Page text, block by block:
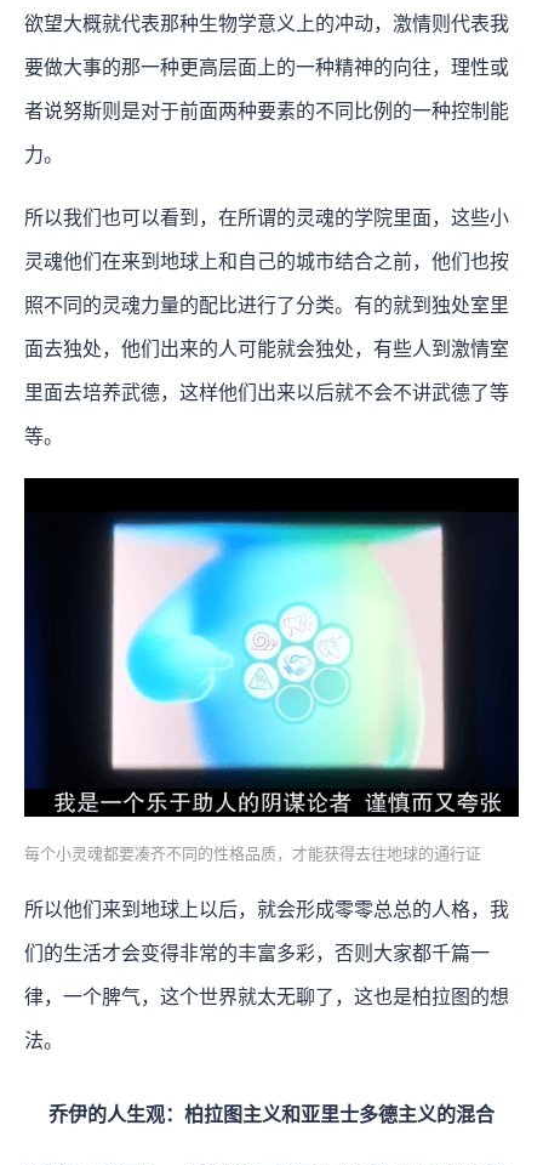
欲望大概就代表那种生物学意义上的冲动，激情则代表我
要做大事的那一种更高层面上的一种精神的向往，理性或
者说努斯则是对于前面两种要素的不同比例的一种控制能
力。
所以我们也可以看到，在所谓的灵魂的学院里面，这些小
灵魂他们在来到地球上和自己的城市结合之前，他们也按
照不同的灵魂力量的配比进行了分类。有的就到独处室里
面去独处，他们出来的人可能就会独处，有些人到激情室
里面去培养武德，这样他们出来以后就不会不讲武德了等
等。
每个小灵魂都要凑齐不同的性格品质，才能获得去往地球的通行证
所以他们来到地球上以后，就会形成零零总总的人格，我
们的生活才会变得非常的丰富多彩，否则大家都千篇一
律，一个脾气，这个世界就太无聊了，这也是柏拉图的想
法。
乔伊的人生观：柏拉图主义和亚里士多德主义的混合